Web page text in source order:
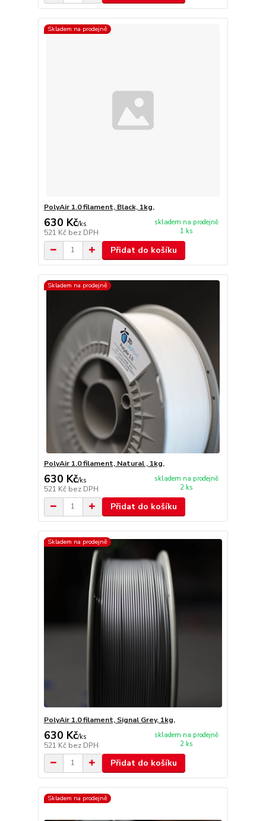
Skladem na prodejně
PolyAir 1.0 filament, Black, 1kg,
630 Kč/ks
521 Kč bez DPH
skladem na prodejně
1 ks
Přidat do košíku
Skladem na prodejně
PolyAir 1.0 filament, Natural , 1kg,
630 Kč/ks
521 Kč bez DPH
skladem na prodejně
2 ks
Přidat do košíku
Skladem na prodejně
PolyAir 1.0 filament, Signal Grey, 1kg,
630 Kč/ks
521 Kč bez DPH
skladem na prodejně
2 ks
Přidat do košíku
Skladem na prodejně